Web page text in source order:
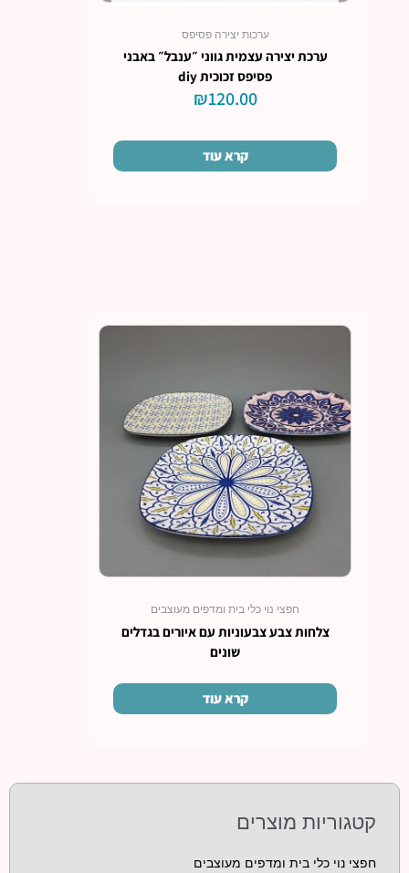
ערכות יצירה פסיפס
ערכת יצירה עצמית גווני ״ענבל״ באבני
פסיפס זכוכית diy
₪120.00
קרא עוד
חפצי נוי כלי בית ומדפים מעוצבים
צלחות צבע צבעוניות עם איורים בגדלים
שונים
קרא עוד
קטגוריות מוצרים
חפצי נוי כלי בית ומדפים מעוצבים